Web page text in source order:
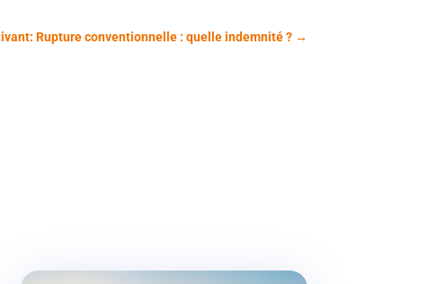
Rupture conventionnelle : quelle indemnité ?→